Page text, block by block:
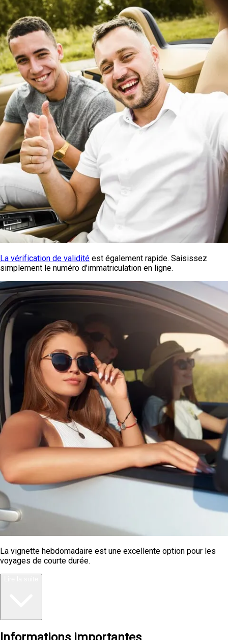
La vérification de validité est également rapide. Saisissez
simplement le numéro d'immatriculation en ligne.
La vignette hebdomadaire est une excellente option pour les
voyages de courte durée.